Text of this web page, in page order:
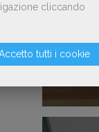
cliccando
tutti i cookie
LE PIÙ
1
Con